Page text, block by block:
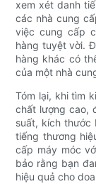
xem xét danh
các nhà cung
việc cung cấp
hàng tuyệt vời.
hàng khác có
của một nhà
Tóm lại, khi tìm
chất lượng cao,
suất, kích thước
tiếng thương
cấp máy móc
bảo rằng bạn
hiệu quả cho